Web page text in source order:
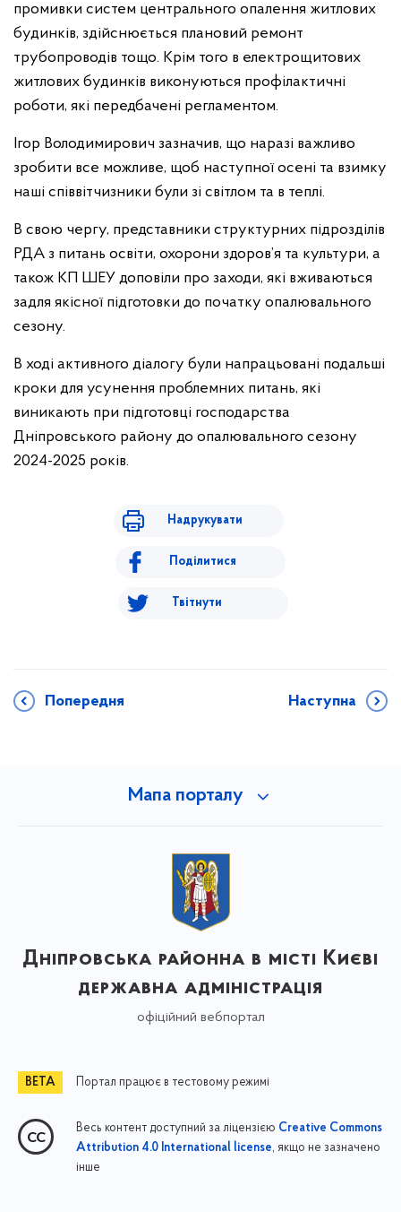
промивки систем центрального опалення житлових
будинків, здійснюється плановий ремонт
трубопроводів тощо. Крім того в електрощитових
житлових будинків виконуються профілактичні
роботи, які передбачені регламентом.
Ігор Володимирович зазначив, що наразі важливо
зробити все можливе, щоб наступної осені та взимку
наші співвітчизники були зі світлом та в теплі.
В свою чергу, представники структурних підрозділів
РДА з питань освіти, охорони здоров’я та культури, а
також КП ШЕУ доповіли про заходи, які вживаються
задля якісної підготовки до початку опалювального
сезону.
В ході активного діалогу були напрацьовані подальші
кроки для усунення проблемних питань, які
виникають при підготовці господарства
Дніпровського району до опалювального сезону
2024-2025 років.
Надрукувати
Поділитися
Твітнути
Попередня Наступна
Мапа порталу
Дніпровська районна в місті Києві
державна адміністрація
офіційний вебпортал
Портал працює в тестовому режимі
Весь контент доступний за ліцензією Creative Commons
Attribution 4.0 International license, якщо не зазначено
інше